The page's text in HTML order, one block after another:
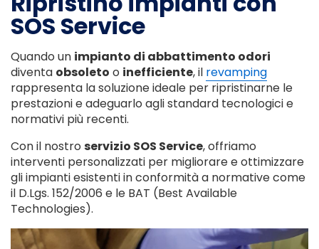
SOS Service
Quando un impianto di abbattimento odori
diventa obsoleto o inefficiente, il revamping
rappresenta la soluzione ideale per ripristinarne le
prestazioni e adeguarlo agli standard tecnologici e
normativi più recenti.
Con il nostro servizio SOS Service, offriamo
interventi personalizzati per migliorare e ottimizzare
gli impianti esistenti in conformità a normative come
il D.Lgs. 152/2006 e le BAT (Best Available
Technologies).